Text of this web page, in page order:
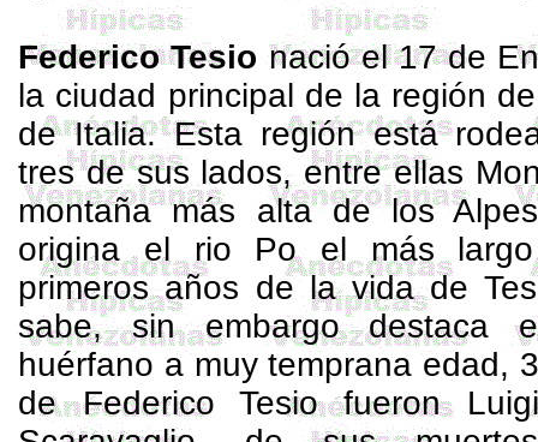
FedericoTesio nació el 17 de
la ciudad principal de la región
de Italia. Esta región está
tres de sus lados, entre ellas
montaña más alta de los
origina el rio Po el más
primeros años de la vida de
sabe, sin embargo destaca
huérfano a muy temprana edad,
de Federico Tesio fueron